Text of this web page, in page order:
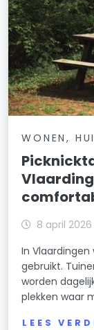
WONEN,
8 april 2026
In
gebruikt.
worden
plekken waar
LEES